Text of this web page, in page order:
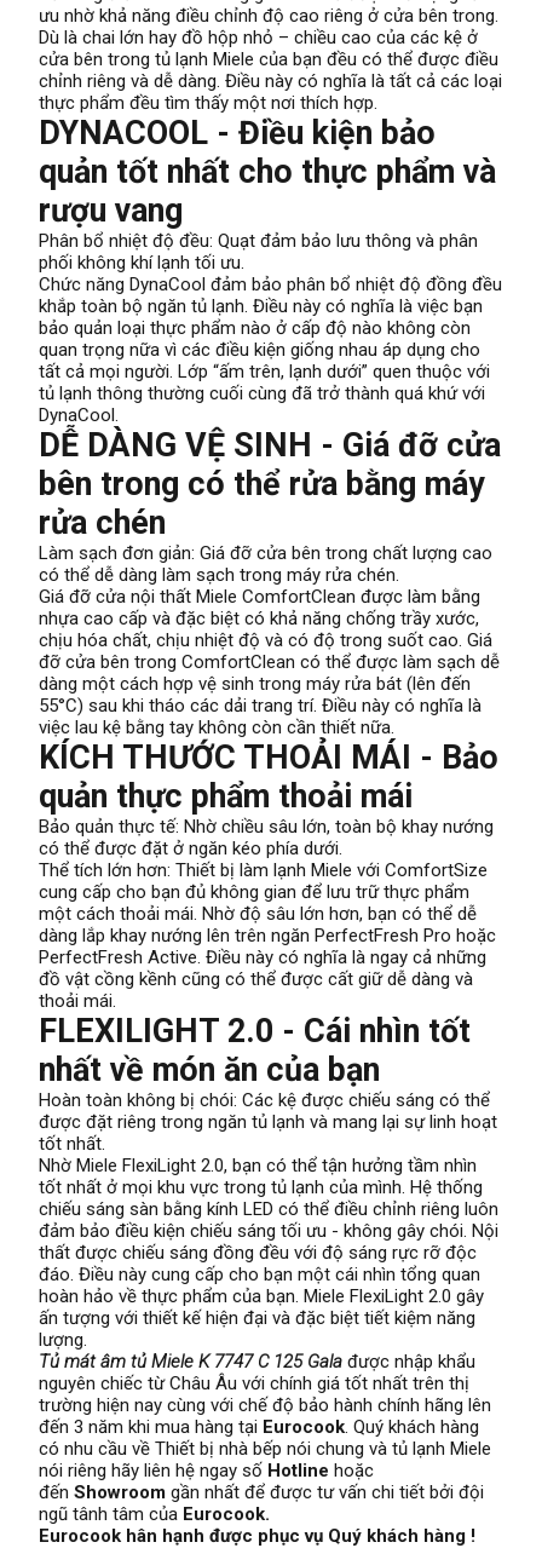
ưu nhờ khả năng điều chỉnh độ cao riêng ở cửa bên trong.
Dù là chai lớn hay đồ hộp nhỏ – chiều cao của các kệ ở
cửa bên trong tủ lạnh Miele của bạn đều có thể được điều
chỉnh riêng và dễ dàng. Điều này có nghĩa là tất cả các loại
thực phẩm đều tìm thấy một nơi thích hợp.
DYNACOOL - Điều kiện bảo
quản tốt nhất cho thực phẩm và
rượu vang
Phân bổ nhiệt độ đều: Quạt đảm bảo lưu thông và phân
phối không khí lạnh tối ưu.
Chức năng DynaCool đảm bảo phân bổ nhiệt độ đồng đều
khắp toàn bộ ngăn tủ lạnh. Điều này có nghĩa là việc bạn
bảo quản loại thực phẩm nào ở cấp độ nào không còn
quan trọng nữa vì các điều kiện giống nhau áp dụng cho
tất cả mọi người. Lớp “ấm trên, lạnh dưới” quen thuộc với
tủ lạnh thông thường cuối cùng đã trở thành quá khứ với
DynaCool.
DỄ DÀNG VỆ SINH - Giá đỡ cửa
bên trong có thể rửa bằng máy
rửa chén
Làm sạch đơn giản: Giá đỡ cửa bên trong chất lượng cao
có thể dễ dàng làm sạch trong máy rửa chén.
Giá đỡ cửa nội thất Miele ComfortClean được làm bằng
nhựa cao cấp và đặc biệt có khả năng chống trầy xước,
chịu hóa chất, chịu nhiệt độ và có độ trong suốt cao. Giá
đỡ cửa bên trong ComfortClean có thể được làm sạch dễ
dàng một cách hợp vệ sinh trong máy rửa bát (lên đến
55°C) sau khi tháo các dải trang trí. Điều này có nghĩa là
việc lau kệ bằng tay không còn cần thiết nữa.
KÍCH THƯỚC THOẢI MÁI - Bảo
quản thực phẩm thoải mái
Bảo quản thực tế: Nhờ chiều sâu lớn, toàn bộ khay nướng
có thể được đặt ở ngăn kéo phía dưới.
Thể tích lớn hơn: Thiết bị làm lạnh Miele với ComfortSize
cung cấp cho bạn đủ không gian để lưu trữ thực phẩm
một cách thoải mái. Nhờ độ sâu lớn hơn, bạn có thể dễ
dàng lắp khay nướng lên trên ngăn PerfectFresh Pro hoặc
PerfectFresh Active. Điều này có nghĩa là ngay cả những
đồ vật cồng kềnh cũng có thể được cất giữ dễ dàng và
thoải mái.
FLEXILIGHT 2.0 - Cái nhìn tốt
nhất về món ăn của bạn
Hoàn toàn không bị chói: Các kệ được chiếu sáng có thể
được đặt riêng trong ngăn tủ lạnh và mang lại sự linh hoạt
tốt nhất.
Nhờ Miele FlexiLight 2.0, bạn có thể tận hưởng tầm nhìn
tốt nhất ở mọi khu vực trong tủ lạnh của mình. Hệ thống
chiếu sáng sàn bằng kính LED có thể điều chỉnh riêng luôn
đảm bảo điều kiện chiếu sáng tối ưu - không gây chói. Nội
thất được chiếu sáng đồng đều với độ sáng rực rỡ độc
đáo. Điều này cung cấp cho bạn một cái nhìn tổng quan
hoàn hảo về thực phẩm của bạn. Miele FlexiLight 2.0 gây
ấn tượng với thiết kế hiện đại và đặc biệt tiết kiệm năng
lượng.
Tủ mát âm tủ Miele K 7747 C 125 Gala được nhập khẩu
nguyên chiếc từ Châu Âu với chính giá tốt nhất trên thị
trường hiện nay cùng với chế độ bảo hành chính hãng lên
đến 3 năm khi mua hàng tại Eurocook. Quý khách hàng
có nhu cầu về Thiết bị nhà bếp nói chung và tủ lạnh Miele
nói riêng hãy liên hệ ngay số Hotline hoặc
đến Showroom gần nhất để được tư vấn chi tiết bởi đội
ngũ tânh tâm của Eurocook.
Eurocook hân hạnh được phục vụ Quý khách hàng !